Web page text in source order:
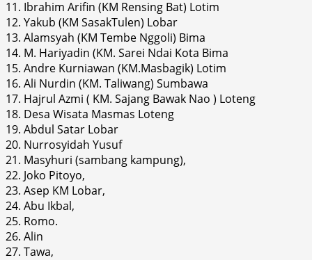
11. Ibrahim Arifin (KM Rensing Bat) Lotim
12. Yakub (KM SasakTulen) Lobar
13. Alamsyah (KM Tembe Nggoli) Bima
14. M. Hariyadin (KM. Sarei Ndai Kota Bima
15. Andre Kurniawan (KM.Masbagik) Lotim
16. Ali Nurdin (KM. Taliwang) Sumbawa
17. Hajrul Azmi ( KM. Sajang Bawak Nao ) Loteng
18. Desa Wisata Masmas Loteng
19. Abdul Satar Lobar
20. Nurrosyidah Yusuf
21. Masyhuri (sambang kampung),
22. Joko Pitoyo,
23. Asep KM Lobar,
24. Abu Ikbal,
25. Romo.
26. Alin
27. Tawa,